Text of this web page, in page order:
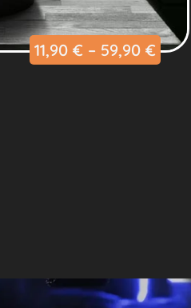
11,90 €– 59,90 €